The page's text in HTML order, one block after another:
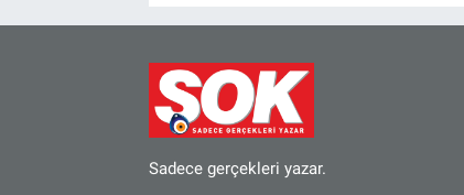
Sadece gerçekleri yazar.